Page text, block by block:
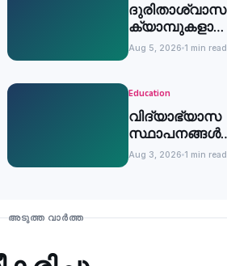
ദുരിതാശ്വാസ
ക്യാമ്പുകളായി
പ്രവര്‍ത്തിക്കുന്ന
അവധി
Aug 5, 2026 1 min read
Education
വിദ്യാഭ്യാസ
നാളെ അവധി
Aug 3, 2026 1 min read
അടുത്ത വാർത്ത